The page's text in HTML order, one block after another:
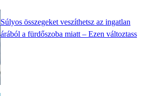
Súlyos összegeket veszíthetsz az ingatlan
árából a fürdőszoba miatt – Ezen változtass